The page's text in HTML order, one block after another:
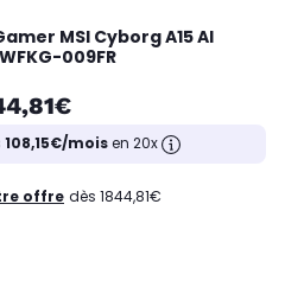
MSI Cyborg A15 AI
009FR
108,15€/moisen 20x
offre dès 1844,81€